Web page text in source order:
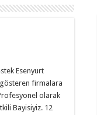
Esenyurt
firmalara
olarak
Bayisiyiz. 12